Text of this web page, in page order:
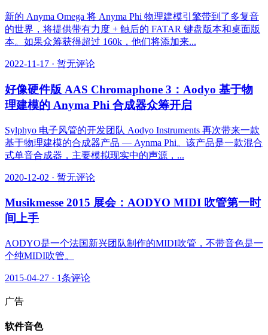
新的 Anyma Omega 将 Anyma Phi 物理建模引擎带到了多复音
的世界，将提供带有力度 + 触后的 FATAR 键盘版本和桌面版
本。如果众筹获得超过 160k，他们将添加来...
2022-11-17 · 暂无评论
好像硬件版 AAS Chromaphone 3：Aodyo 基于物
理建模的 Anyma Phi 合成器众筹开启
Sylphyo 电子风管的开发团队 Aodyo Instruments 再次带来一款
基于物理建模的合成器产品 — Aynma Phi。该产品是一款混合
式单音合成器，主要模拟现实中的声源，...
2020-12-02 · 暂无评论
Musikmesse 2015 展会：AODYO MIDI 吹管第一时
间上手
AODYO是一个法国新兴团队制作的MIDI吹管，不带音色是一
个纯MIDI吹管。
2015-04-27 · 1条评论
广告
软件音色